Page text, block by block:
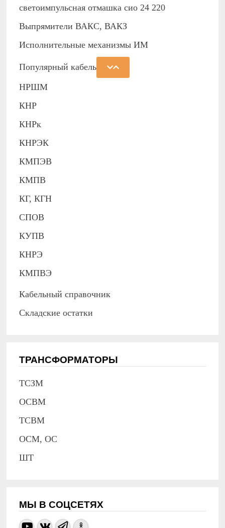
светоимпульсная отмашка сио 24 220
Выпрямители ВАКС, ВАКЗ
Исполнительные механизмы ИМ
Популярный кабель
НРШМ
КНР
КНРк
КНРЭК
КМПЭВ
КМПВ
КГ, КГН
СПОВ
КУПВ
КНРЭ
КМПВЭ
Кабельный справочник
Складские остатки
ТРАНСФОРМАТОРЫ
ТСЗМ
ОСВМ
ТСВМ
ОСМ, ОС
ШТ
МЫ В СОЦСЕТЯХ